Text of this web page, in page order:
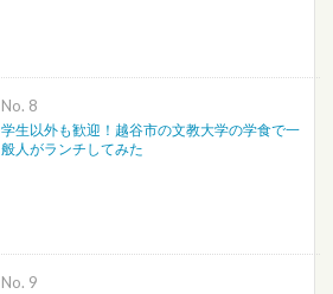
No.
学生以外も歓迎！越谷市の文教大学の学食で一
般人がランチしてみた
No.